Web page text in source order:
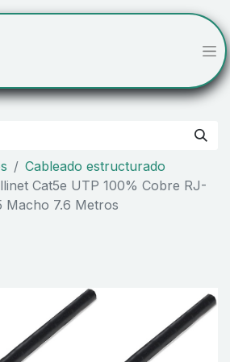
Cableado estructurado
Cat5e UTP 100% Cobre RJ-
7.6 Metros